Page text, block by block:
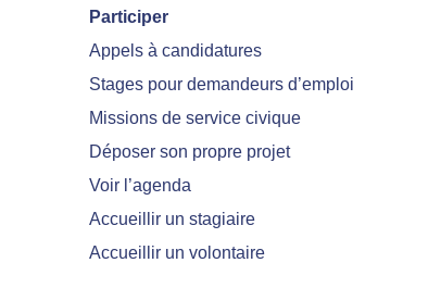
Participer
Appels à candidatures
Stages pour demandeurs d’emploi
Missions de service civique
Déposer son propre projet
Voir l’agenda
Accueillir un stagiaire
Accueillir un volontaire